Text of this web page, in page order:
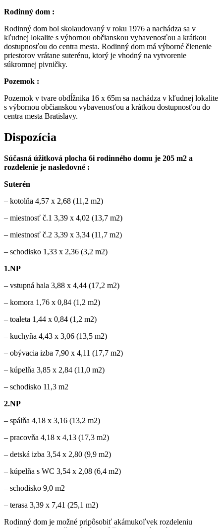
Rodinný dom :
Rodinný dom bol skolaudovaný v roku 1976 a nachádza sa v
kľudnej lokalite s výbornou občianskou vybavenosťou a krátkou
dostupnosťou do centra mesta. Rodinný dom má výborné členenie
priestorov vrátane suterénu, ktorý je vhodný na vytvorenie
súkromnej pivničky.
Pozemok :
Pozemok v tvare obdĺžnika 16 x 65m sa nachádza v kľudnej lokalite
s výbornou občianskou vybavenosťou a krátkou dostupnosťou do
centra mesta Bratislavy.
Dispozícia
Súčasná úžitková plocha 6i rodinného domu je 205 m2 a
rozdelenie je nasledovné :
Suterén
– kotolňa 4,57 x 2,68 (11,2 m2)
– miestnosť č.1 3,39 x 4,02 (13,7 m2)
– miestnosť č.2 3,39 x 3,34 (11,7 m2)
– schodisko 1,33 x 2,36 (3,2 m2)
1.NP
– vstupná hala 3,88 x 4,44 (17,2 m2)
– komora 1,76 x 0,84 (1,2 m2)
– toaleta 1,44 x 0,84 (1,2 m2)
– kuchyňa 4,43 x 3,06 (13,5 m2)
– obývacia izba 7,90 x 4,11 (17,7 m2)
– kúpelňa 3,85 x 2,84 (11,0 m2)
– schodisko 11,3 m2
2.NP
– spálňa 4,18 x 3,16 (13,2 m2)
– pracovňa 4,18 x 4,13 (17,3 m2)
– detská izba 3,54 x 2,80 (9,9 m2)
– kúpelňa s WC 3,54 x 2,08 (6,4 m2)
– schodisko 9,0 m2
– terasa 3,39 x 7,41 (25,1 m2)
Rodinný dom je možné pripôsobiť akámukoľvek rozdeleniu